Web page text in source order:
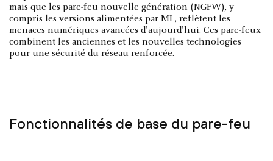
mais que les pare-feu nouvelle génération (NGFW), y
compris les versions alimentées par ML, reflètent les
menaces numériques avancées d'aujourd'hui. Ces pare-feux
combinent les anciennes et les nouvelles technologies
pour une sécurité du réseau renforcée.
Fonctionnalités de base du pare-feu